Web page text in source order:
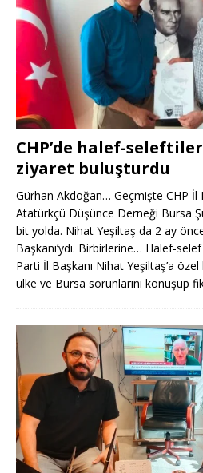
CHP’de halef-
ziyaret buluşturdu
Gürhan Akdoğan… Geçmişte CHP İl
Atatürkçü Düşünce Derneği Bursa
bit yolda. Nihat Yeşiltaş da 2 ay
Başkanı’ydı. Birbirlerine… Halef-
Parti İl Başkanı Nihat Yeşiltaş’a
ülke ve Bursa sorunlarını konuşup